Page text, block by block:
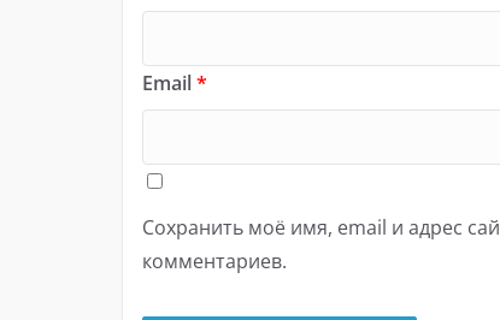
Email*
Сохранить моё имя, email и адрес
комментариев.